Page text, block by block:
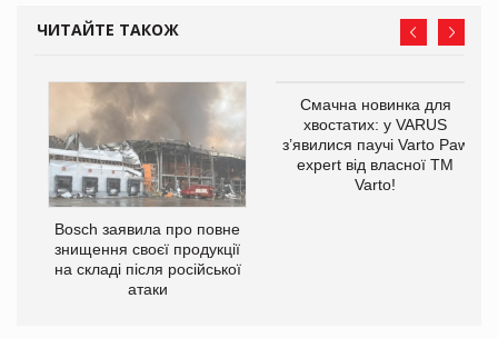
ЧИТАЙТЕ ТАКОЖ
Bosch заявила про повне
знищення своєї продукції
на складі після російської
атаки
Смачна новинка для
хвостатих: у VARUS
з’явилися паучі Varto Paw
expert від власної ТМ
Varto!